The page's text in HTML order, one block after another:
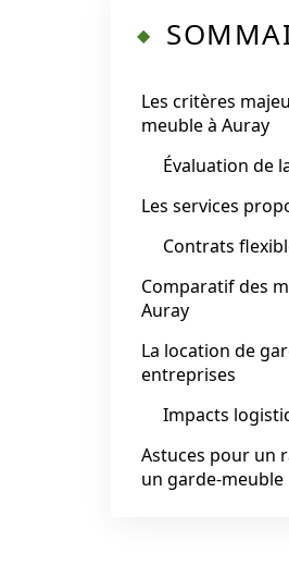
Les critères
meuble à Auray
Évaluation de
Les services
Contrats
Comparatif des
Auray
La location de
entreprises
Impacts
Astuces pour un
un garde-meuble